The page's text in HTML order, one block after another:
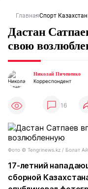
ГлавнаяСпорт Казахстан
Дастан
свою
Николай Пичененко
Корреспондент
16
Фото © Tengrinews.kz / Болат
17-летний
сборной